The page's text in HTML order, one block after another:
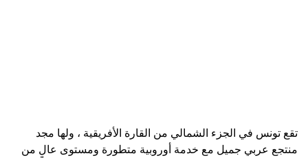
تقع تونس في الجزء الشمالي من القارة الأفريقية ، ولها مجد
منتجع عربي جميل مع خدمة أوروبية متطورة ومستوى عالٍ من